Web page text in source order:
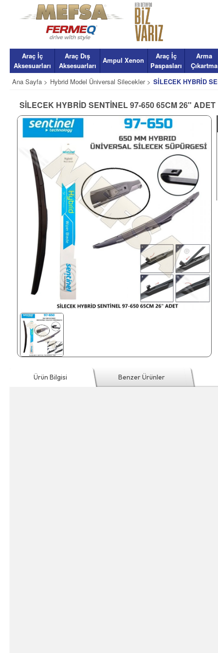
Araç İç
Aksesuarları
Araç Dış
Aksesuarları
Ampul Xenon
Araç İç
Paspasları
Arma
Çıkartma
Ana Sayfa > Hybrid Model Üniversal Silecekler > SİLECEK HYBRİD
SİLECEK HYBRİD SENTİNEL 97-650 65CM 26" ADET
Ürün Bilgisi Benzer Ürünler